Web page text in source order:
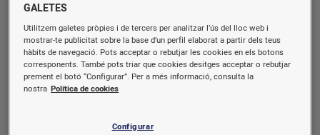
Fibra òptica simètrica
6 mesos de permanència
16,94
GALETES
Utilitzem galetes pròpies i de tercers per analitzar l’ús del lloc web i
mostrar-te publicitat sobre la base d’un perfil elaborat a partir dels teus
hàbits de navegació. Pots acceptar o rebutjar les cookies en els botons
corresponents. També pots triar que cookies desitges acceptar o rebutjar
prement el botó “Configurar”. Per a més informació, consulta la
nostra Política de cookies
Configurar